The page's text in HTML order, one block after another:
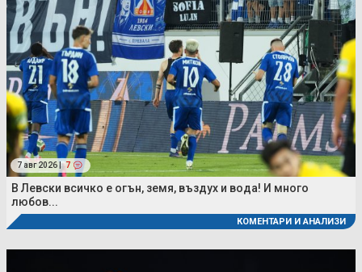
7 авг 2026 | 7
В Левски всичко е огън, земя, въздух и вода! И много
любов...
КОМЕНТАРИ И АНАЛИЗИ